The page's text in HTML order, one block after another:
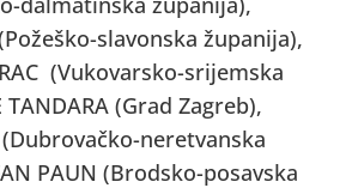
slavonska županija),
(Vukovarsko-srijemska
(Grad Zagreb),
(Dubrovačko-neretvanska
PAUN (Brodsko-posavska